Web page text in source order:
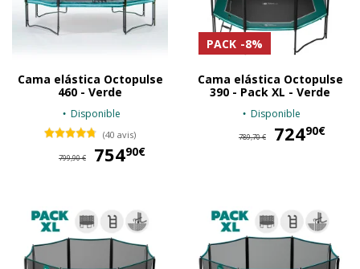
Cama elástica Octopulse
460 - Verde
Disponible
(40 avis)
799,90 € 75490€
PACK -8%
Cama elástica Octopulse
390 - Pack XL - Verde
Disponible
789,70 € 72490€